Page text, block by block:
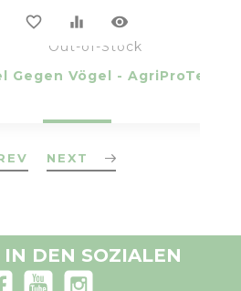
Out-of-Stock
favorite_border equalizer visibility
NEXT
DEN SOZIALEN